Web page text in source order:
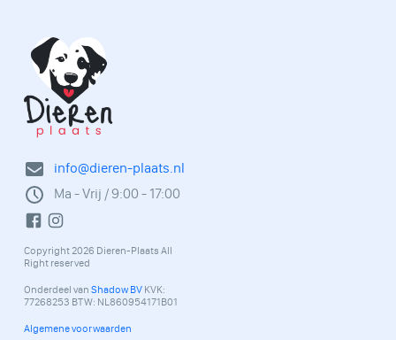
info@dieren-plaats.nl
Ma - Vrij / 9:00 - 17:00
Copyright 2026 Dieren-Plaats All
Right reserved
Onderdeel van Shadow BV KVK:
77268253 BTW: NL860954171B01
Algemene voorwaarden